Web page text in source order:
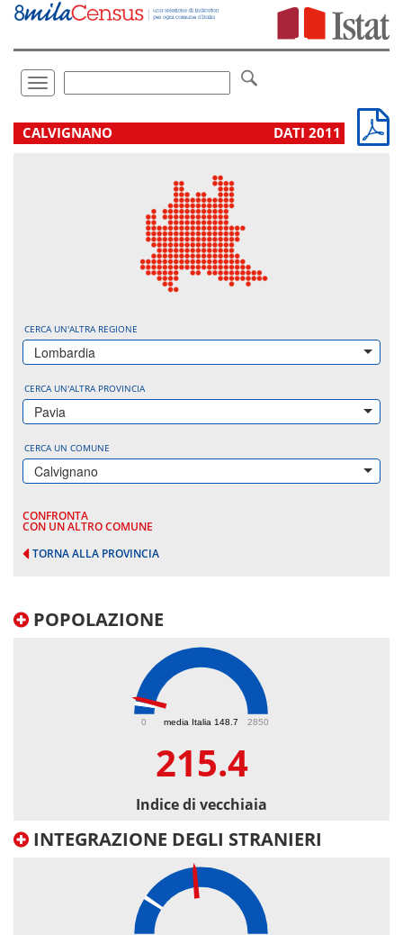
Vai
direttamente
Toggle
navigation
.
CALVIGNANO DATI 2011
CERCA UN'ALTRA REGIONE
Lombardia
CERCA UN'ALTRA PROVINCIA
Pavia
CERCA UN COMUNE
Calvignano
CONFRONTA
CON UN ALTRO COMUNE
TORNA ALLA PROVINCIA
POPOLAZIONE
media Italia 148.7
0 2850
215.4
Indice di vecchiaia
INTEGRAZIONE DEGLI STRANIERI